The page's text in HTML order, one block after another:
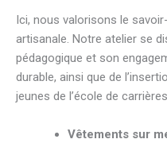
Ici, nous valorisons le
artisanale. Notre atelier se
pédagogique et son
durable, ainsi que de
jeunes de l’école de
Vêtements sur